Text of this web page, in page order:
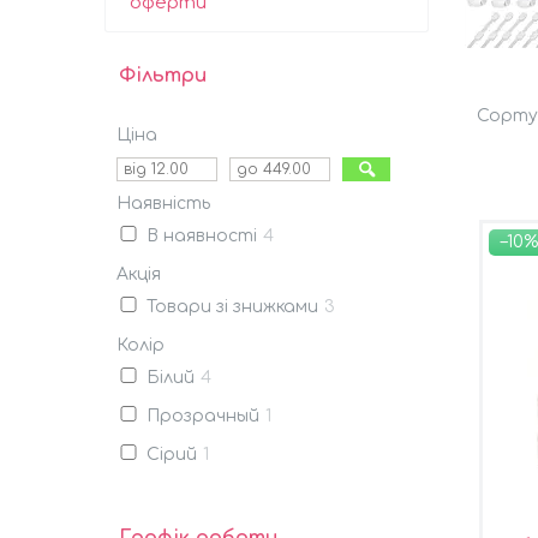
–10%
Фільтри
Ціна
Наявність
В наявності 4
Акція
Товари зі знижками 3
Колір
Білий 4
Прозрачный 1
Сірий 1